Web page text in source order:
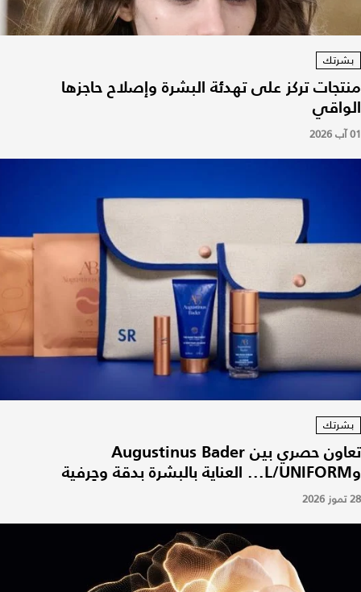
بشرتك
منتجات تركز على تهدئة البشرة وإصلاح حاجزها
الواقي
01 آب 2026
بشرتك
تعاون حصري بين Augustinus Bader
وL/UNIFORM... العناية بالبشرة بدقة وحِرفية
28 تموز 2026